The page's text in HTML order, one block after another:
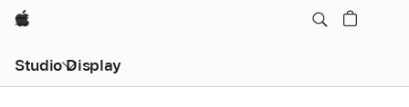
Apple
Studio Display